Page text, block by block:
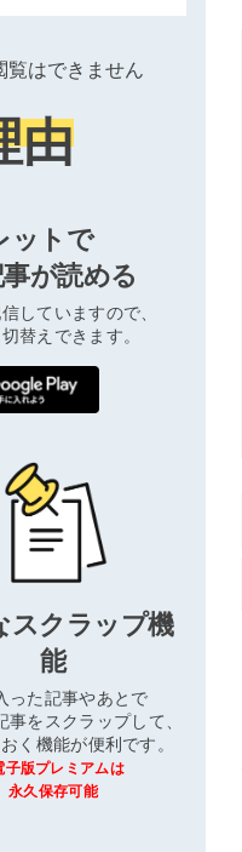
はできません
由
ットで
が読める
していますので、
替えできます。
スクラップ機
能
った記事やあとで
事をスクラップして、
く機能が便利です。
子版プレミアムは
永久保存可能